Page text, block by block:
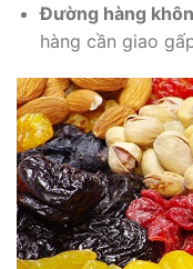
Đường hàng
hàng cần giao